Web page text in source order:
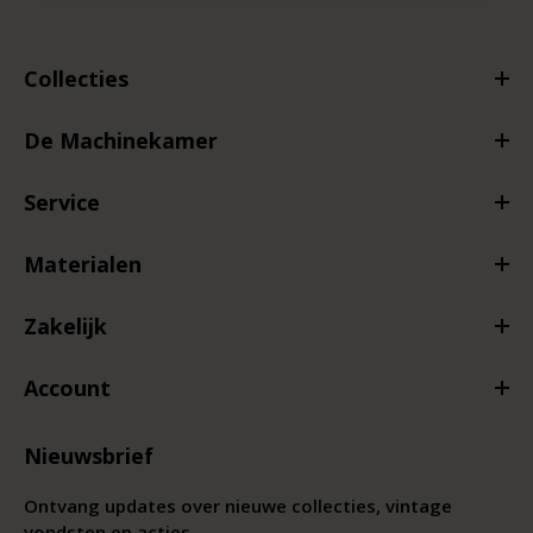
Collecties
De Machinekamer
Service
Materialen
Zakelijk
Account
Nieuwsbrief
Ontvang updates over nieuwe collecties, vintage